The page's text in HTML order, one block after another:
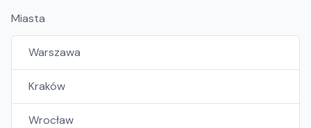
Miasta
Warszawa
Kraków
Wrocław